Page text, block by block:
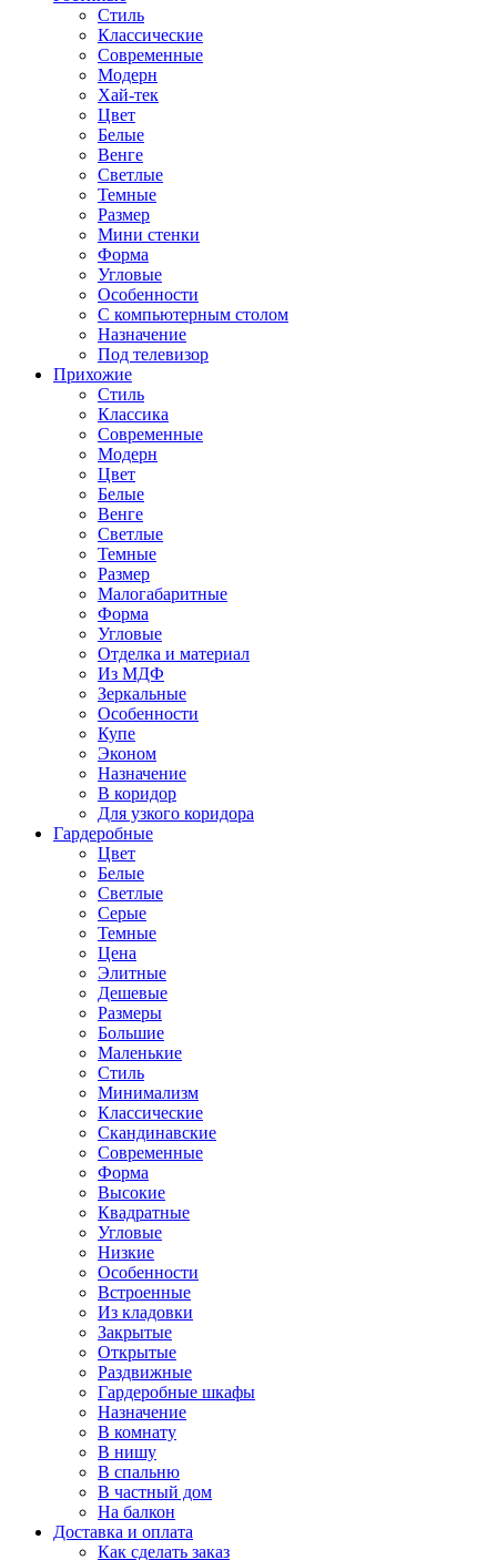
Стиль
Классические
Современные
Модерн
Хай-тек
Цвет
Белые
Венге
Светлые
Темные
Размер
Мини стенки
Форма
Угловые
Особенности
С компьютерным столом
Назначение
Под телевизор
Прихожие
Стиль
Классика
Современные
Модерн
Цвет
Белые
Венге
Светлые
Темные
Размер
Малогабаритные
Форма
Угловые
Отделка и материал
Из МДФ
Зеркальные
Особенности
Купе
Эконом
Назначение
В коридор
Для узкого коридора
Гардеробные
Цвет
Белые
Светлые
Серые
Темные
Цена
Элитные
Дешевые
Размеры
Большие
Маленькие
Стиль
Минимализм
Классические
Скандинавские
Современные
Форма
Высокие
Квадратные
Угловые
Низкие
Особенности
Встроенные
Из кладовки
Закрытые
Открытые
Раздвижные
Гардеробные шкафы
Назначение
В комнату
В нишу
В спальню
В частный дом
На балкон
Доставка и оплата
Как сделать заказ